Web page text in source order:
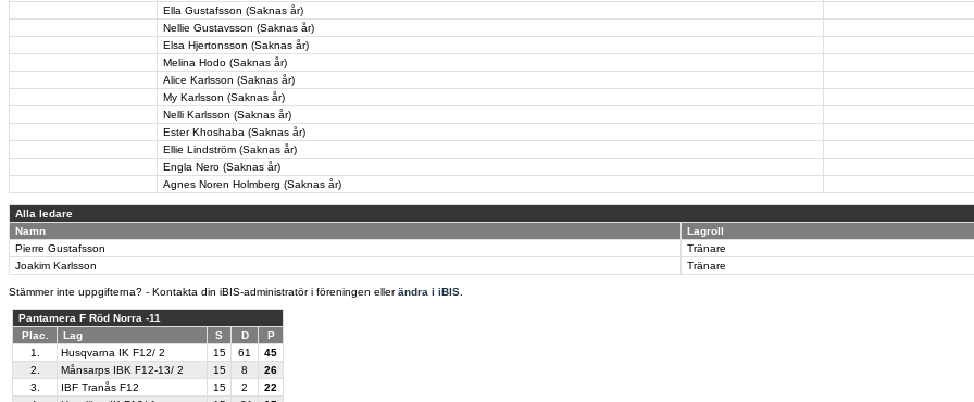
Ella Gustafsson (Saknas år)
Nellie Gustavsson (Saknas år)
Elsa Hjertonsson (Saknas år)
Melina Hodo (Saknas år)
Alice Karlsson (Saknas år)
My Karlsson (Saknas år)
Nelli Karlsson (Saknas år)
Ester Khoshaba (Saknas år)
Ellie Lindström (Saknas år)
Engla Nero (Saknas år)
Agnes Noren Holmberg (Saknas år)
Alla ledare
Namn
Lagroll
Pierre Gustafsson
Tränare
Joakim Karlsson
Tränare
Stämmer inte uppgifterna? - Kontakta din iBIS-administratör i föreningen ellerändra i iBIS
Pantamera F Röd Norra -11
Plac.
Lag S D
P
1.
Husqvarna IK F12/ 2 15 61
45
2.
Månsarps IBK F12-13/ 2 15 8
26
3.
IBF Tranås F12 15 2
22